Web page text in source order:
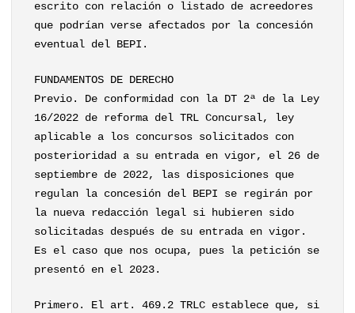
escrito con relación o listado de acreedores
que podrían verse afectados por la concesión
eventual del BEPI.
FUNDAMENTOS DE DERECHO
Previo. De conformidad con la DT 2ª de la Ley
16/2022 de reforma del TRL Concursal, ley
aplicable a los concursos solicitados con
posterioridad a su entrada en vigor, el 26 de
septiembre de 2022, las disposiciones que
regulan la concesión del BEPI se regirán por
la nueva redacción legal si hubieren sido
solicitadas después de su entrada en vigor.
Es el caso que nos ocupa, pues la petición se
presentó en el 2023.
Primero. El art. 469.2 TRLC establece que, si